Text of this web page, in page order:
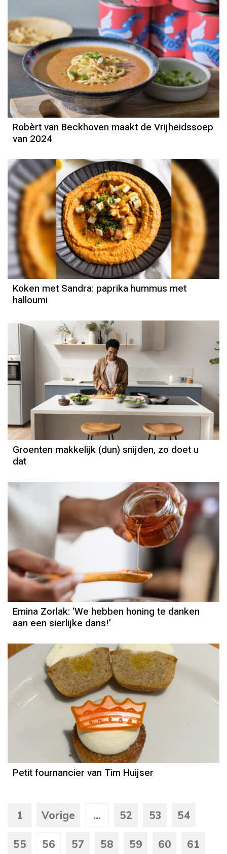
Robèrt van Beckhoven maakt de Vrijheidssoep
van 2024
Koken met Sandra: paprika hummus met
halloumi
Groenten makkelijk (dun) snijden, zo doet u
dat
Column
Emina Zorlak
Emina Zorlak: ‘We hebben honing te danken
aan een sierlijke dans!’
Petit fournancier van Tim Huijser
1 Vorige ... 52 53 54
55 56 57 58 59 60 61